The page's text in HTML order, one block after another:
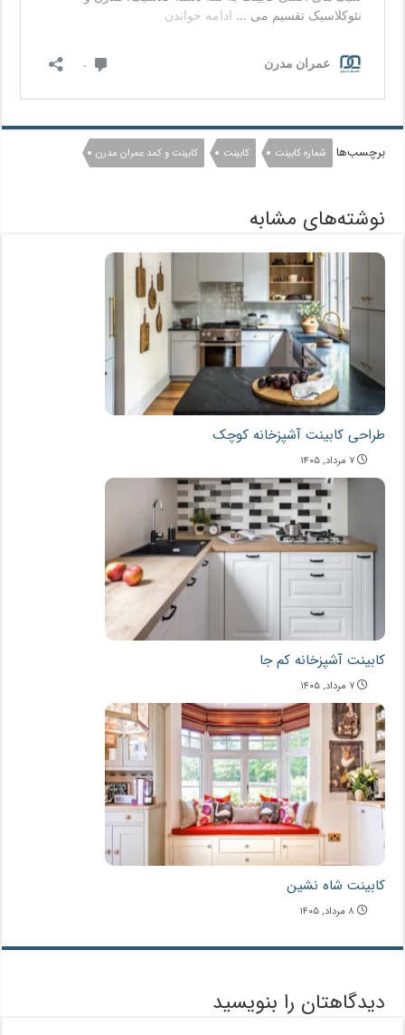
برچسب‌ها شماره کابینت کابینت کابینت و کمد عمران مدرن
نوشته‌های مشابه
طراحی کابینت آشپزخانه کوچک
۷ مرداد, ۱۴۰۵
کابینت آشپزخانه کم جا
۷ مرداد, ۱۴۰۵
کابینت شاه نشین
۸ مرداد, ۱۴۰۵
دیدگاهتان را بنویسید